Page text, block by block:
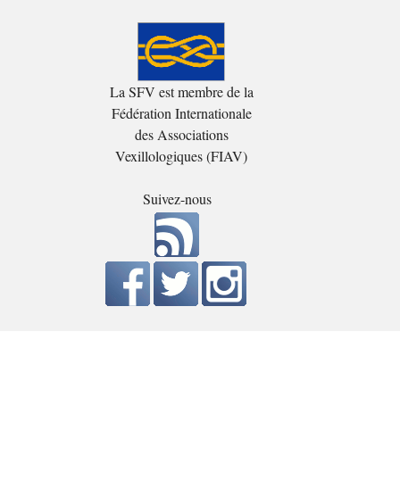
La SFV est membre de la
Fédération Internationale
des Associations
Vexillologiques (FIAV)
Suivez-nous